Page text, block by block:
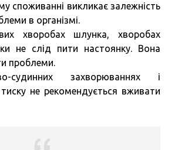
споживанні викликає залежність
в організмі.
хворобах шлунка, хворобах
не слід пити настоянку. Вона
проблеми.
судинних захворюваннях і
не рекомендується вживати